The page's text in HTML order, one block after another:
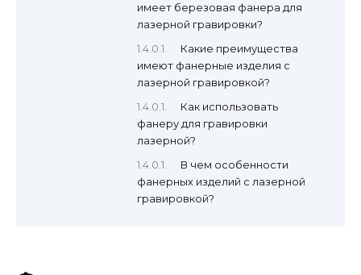
имеет березовая фанера для
лазерной гравировки?
Какие преимущества
имеют фанерные изделия с
лазерной гравировкой?
Как использовать
фанеру для гравировки
лазерной?
В чем особенности
фанерных изделий с лазерной
гравировкой?